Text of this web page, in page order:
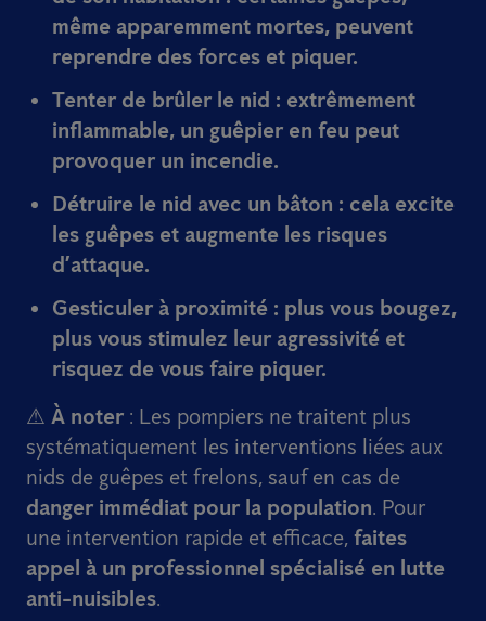
même apparemment mortes, peuvent
reprendre des forces et piquer.
Tenter de brûler le nid : extrêmement
inflammable, un guêpier en feu peut
provoquer un incendie.
Détruire le nid avec un bâton : cela excite
les guêpes et augmente les risques
d’attaque.
Gesticuler à proximité : plus vous bougez,
plus vous stimulez leur agressivité et
risquez de vous faire piquer.
⚠ À noter : Les pompiers ne traitent plus
systématiquement les interventions liées aux
nids de guêpes et frelons, sauf en cas de
danger immédiat pour la population. Pour
une intervention rapide et efficace, faites
appel à un professionnel spécialisé en lutte
anti-nuisibles.